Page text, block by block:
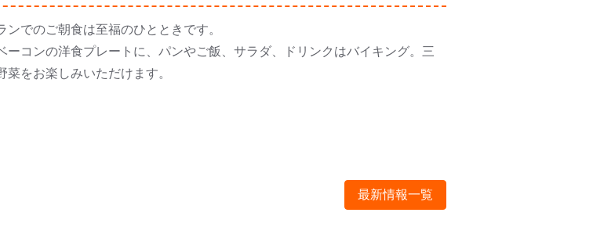
でのご朝食は至福のひとときです。
ーコンの洋食プレートに、パンやご飯、サラダ、ドリンクはバイキング。三
をお楽しみいただけます。
最新情報一覧